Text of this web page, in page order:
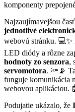
komponenty
Najzaujímavejšou
jednotlivé
webovú stránku.
LED diódy a rôzne
hodnoty zo senzora,
servomotora. 🔦📡
funguje komunikácia
webovou aplikáciou.
Podujatie ukázalo, že